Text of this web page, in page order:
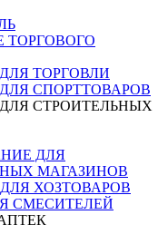
ТОРГОВОГО
ТОРГОВЛИ
СПОРТТОВАРОВ
СТРОИТЕЛЬНЫХ
ДЛЯ
МАГАЗИНОВ
ХОЗТОВАРОВ
СМЕСИТЕЛЕЙ